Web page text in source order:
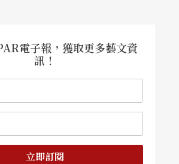
電子報，獲取更多藝文資
訊！
立即訂閱